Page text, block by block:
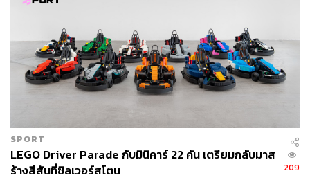
SPORT
LEGO Driver Parade กับมินิคาร์ 22 คัน เตรียมกลับมาส
ร้างสีสันที่ซิลเวอร์สโตน
209